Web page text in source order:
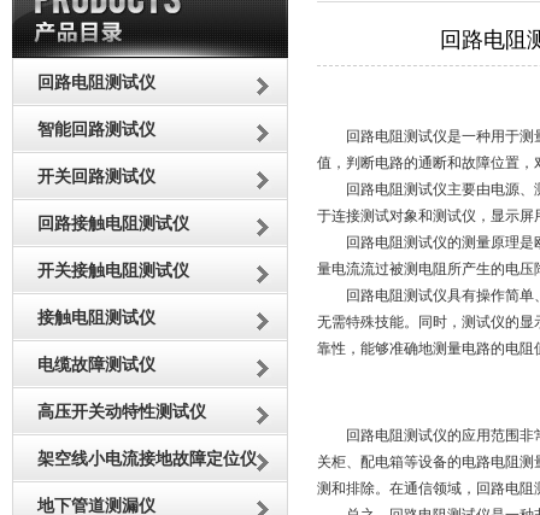
回路电阻测试仪
智能回路测试仪
开关回路测试仪
回路接触电阻测试仪
开关接触电阻测试仪
接触电阻测试仪
电缆故障测试仪
高压开关动特性测试仪
架空线小电流接地故障定位仪
地下管道测漏仪
回路电阻
回路电阻测试仪是一种用于测
值，判断电路的通断和故障位置
回路电阻测试仪主要由电源、
于连接测试对象和测试仪，显示
回路电阻测试仪的测量原理是
量电流流过被测电阻所产生的电
回路电阻测试仪具有操作简单
无需特殊技能。同时，测试仪的
靠性，能够准确地测量电路的电
回路电阻测试仪的应用范围非
关柜、配电箱等设备的电路电阻
测和排除。在通信领域，回路电